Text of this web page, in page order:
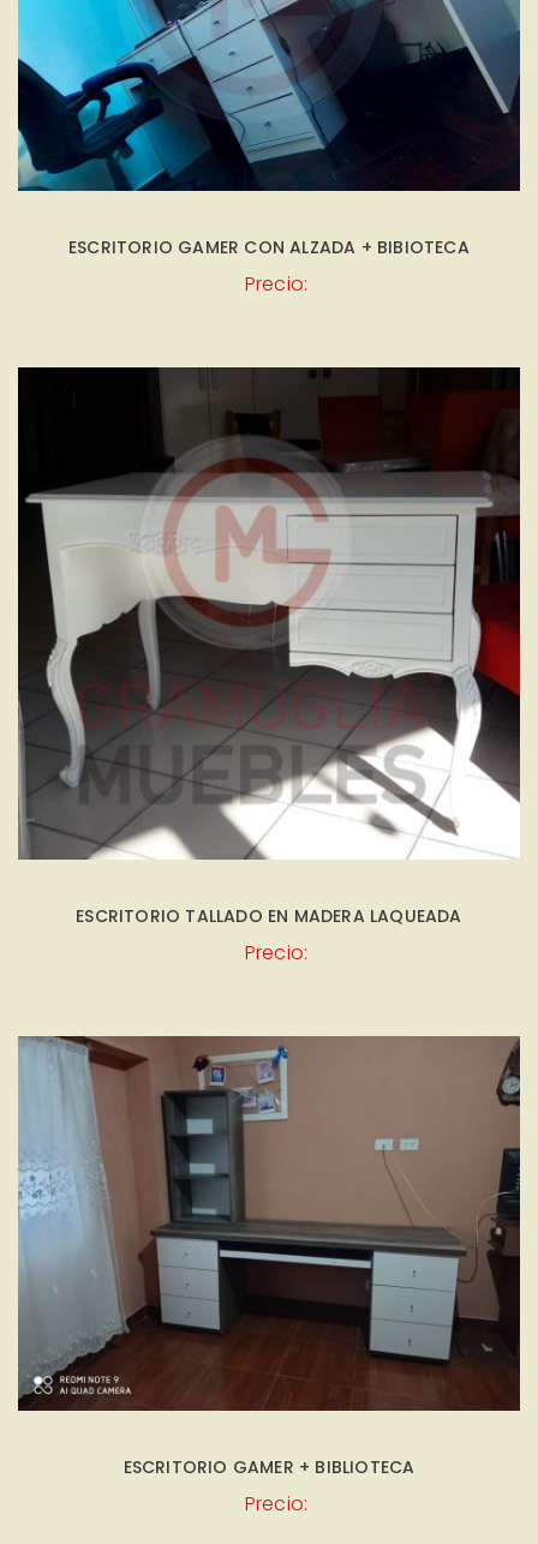
ESCRITORIO GAMER CON ALZADA + BIBIOTECA
Precio:
ESCRITORIO TALLADO EN MADERA LAQUEADA
Precio:
ESCRITORIO GAMER + BIBLIOTECA
Precio: